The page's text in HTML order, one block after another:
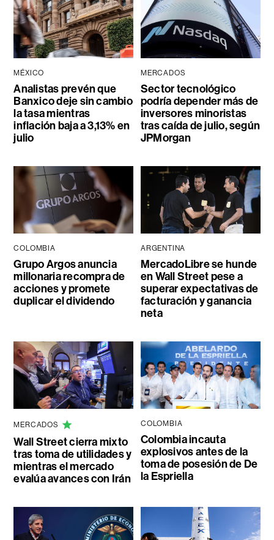
MÉXICO
Analistas prevén que
Banxico deje sin cambio
la tasa mientras
inflación baja a 3,13% en
julio
MERCADOS
Sector tecnológico
podría depender más de
inversores minoristas
tras caída de julio, según
JPMorgan
COLOMBIA
Grupo Argos anuncia
millonaria recompra de
acciones y promete
duplicar el dividendo
ARGENTINA
MercadoLibre se hunde
en Wall Street pese a
superar expectativas de
facturación y ganancia
neta
MERCADOS
Wall Street cierra mixto
tras toma de utilidades y
mientras el mercado
evalúa avances con Irán
COLOMBIA
Colombia incauta
explosivos antes de la
toma de posesión de De
la Espriella